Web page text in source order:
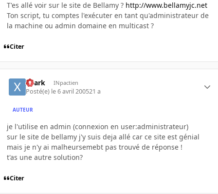
T'es allé voir sur le site de Bellamy ? http://www.bellamyjc.net
Ton script, tu comptes l'exécuter en tant qu'administrateur de
la machine ou admin domaine en multicast ?
Citer
xhark INpactien
Posté(e) le 6 avril 200521 a
AUTEUR
je l'utilise en admin (connexion en user:administrateur)
sur le site de bellamy j'y suis deja allé car ce site est génial
mais je n'y ai malheursemebt pas trouvé de réponse !
t'as une autre solution?
Citer